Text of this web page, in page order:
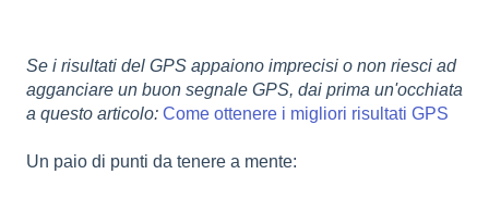
Se i risultati del GPS appaiono imprecisi o non riesci ad
agganciare un buon segnale GPS, dai prima un'occhiata
a questo articolo: Come ottenere i migliori risultati GPS
Un paio di punti da tenere a mente: